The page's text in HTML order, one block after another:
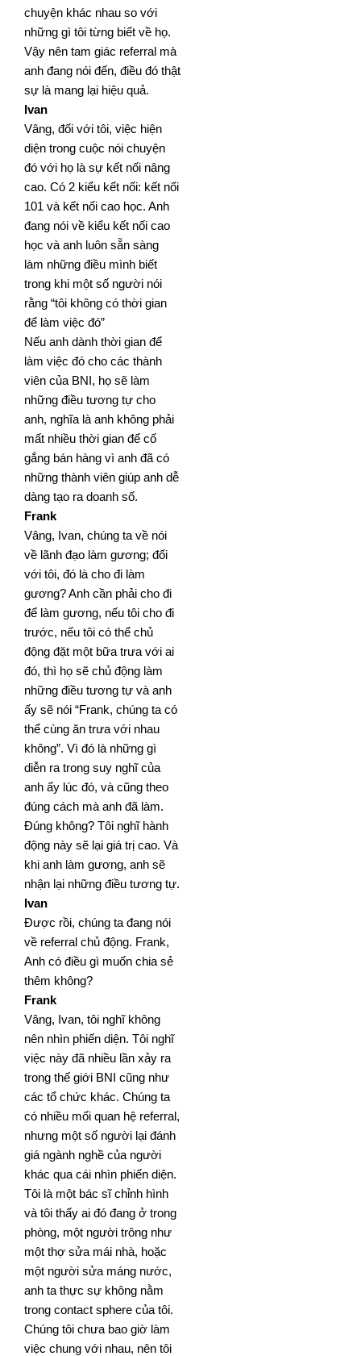
chuyện khác nhau so với
những gì tôi từng biết về họ.
Vậy nên tam giác referral mà
anh đang nói đến, điều đó thật
sự là mang lại hiệu quả.
Ivan
Vâng, đối với tôi, việc hiện
diện trong cuộc nói chuyện
đó với họ là sự kết nối nâng
cao. Có 2 kiểu kết nối: kết nối
101 và kết nối cao học. Anh
đang nói về kiểu kết nối cao
học và anh luôn sẵn sàng
làm những điều mình biết
trong khi một số người nói
rằng “tôi không có thời gian
để làm việc đó”
Nếu anh dành thời gian để
làm việc đó cho các thành
viên của BNI, họ sẽ làm
những điều tương tự cho
anh, nghĩa là anh không phải
mất nhiều thời gian để cố
gắng bán hàng vì anh đã có
những thành viên giúp anh dễ
dàng tạo ra doanh số.
Frank
Vâng, Ivan, chúng ta về nói
về lãnh đạo làm gương; đối
với tôi, đó là cho đi làm
gương? Anh cần phải cho đi
để làm gương, nếu tôi cho đi
trước, nếu tôi có thể chủ
động đặt một bữa trưa với ai
đó, thì họ sẽ chủ động làm
những điều tương tự và anh
ấy sẽ nói “Frank, chúng ta có
thể cùng ăn trưa với nhau
không”. Vì đó là những gì
diễn ra trong suy nghĩ của
anh ấy lúc đó, và cũng theo
đúng cách mà anh đã làm.
Đúng không? Tôi nghĩ hành
động này sẽ lại giá trị cao. Và
khi anh làm gương, anh sẽ
nhận lại những điều tương tự.
Ivan
Được rồi, chúng ta đang nói
về referral chủ động. Frank,
Anh có điều gì muốn chia sẻ
thêm không?
Frank
Vâng, Ivan, tôi nghĩ không
nên nhìn phiến diện. Tôi nghĩ
việc này đã nhiều lần xảy ra
trong thế giới BNI cũng như
các tổ chức khác. Chúng ta
có nhiều mối quan hệ referral,
nhưng một số người lại đánh
giá ngành nghề của người
khác qua cái nhìn phiến diện.
Tôi là một bác sĩ chỉnh hình
và tôi thấy ai đó đang ở trong
phòng, một người trông như
một thợ sửa mái nhà, hoặc
một người sửa máng nước,
anh ta thực sự không nằm
trong contact sphere của tôi.
Chúng tôi chưa bao giờ làm
việc chung với nhau, nên tôi